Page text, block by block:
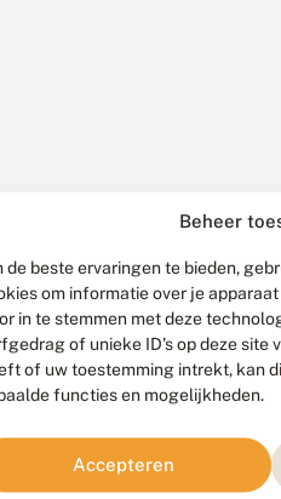
Beheer
de beste ervaringen te bieden,
om informatie over je
in te stemmen met deze
of unieke ID's op deze site
of uw toestemming intrekt, kan
functies en mogelijkheden.
Accepteren